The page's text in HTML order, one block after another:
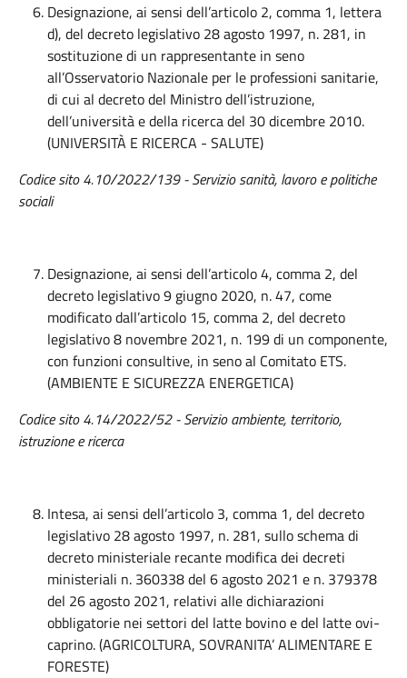
Designazione, ai sensi dell’articolo 2, comma 1, lettera
d), del decreto legislativo 28 agosto 1997, n. 281, in
sostituzione di un rappresentante in seno
all’Osservatorio Nazionale per le professioni sanitarie,
di cui al decreto del Ministro dell’istruzione,
dell’università e della ricerca del 30 dicembre 2010.
(UNIVERSITÀ E RICERCA - SALUTE)
Codice sito 4.10/2022/139 - Servizio sanità, lavoro e politiche
sociali
Designazione, ai sensi dell’articolo 4, comma 2, del
decreto legislativo 9 giugno 2020, n. 47, come
modificato dall’articolo 15, comma 2, del decreto
legislativo 8 novembre 2021, n. 199 di un componente,
con funzioni consultive, in seno al Comitato ETS.
(AMBIENTE E SICUREZZA ENERGETICA)
Codice sito 4.14/2022/52 - Servizio ambiente, territorio,
istruzione e ricerca
Intesa, ai sensi dell’articolo 3, comma 1, del decreto
legislativo 28 agosto 1997, n. 281, sullo schema di
decreto ministeriale recante modifica dei decreti
ministeriali n. 360338 del 6 agosto 2021 e n. 379378
del 26 agosto 2021, relativi alle dichiarazioni
obbligatorie nei settori del latte bovino e del latte ovi-
caprino. (AGRICOLTURA, SOVRANITA’ ALIMENTARE E
FORESTE)